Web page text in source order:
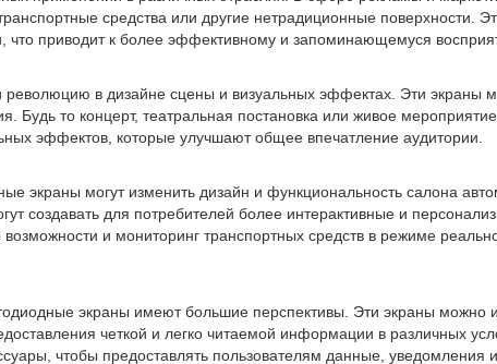
средства или другие нетрадиционные поверхности.
приводит к более эффективному и запоминающемуся
в дизайне сцены и визуальных эффектах. Эти экраны
то концерт, театральная постановка или живое
эффектов, которые улучшают общее впечатление аудитории.
экраны могут изменить дизайн и функциональность салона
создавать для потребителей более интерактивные и
и мониторинг транспортных средств в режиме
экраны имеют большие перспективы. Эти экраны можно
четкой и легко читаемой информации в различных
чтобы предоставлять пользователям данные,